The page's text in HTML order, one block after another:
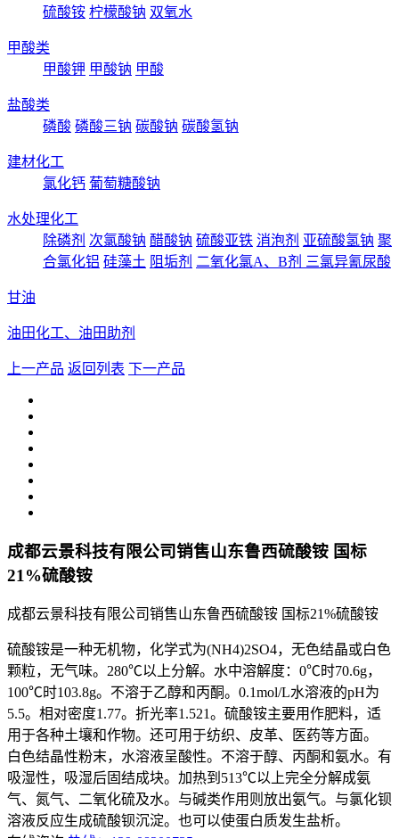
硫酸铵 柠檬酸钠 双氧水
甲酸类
甲酸钾 甲酸钠 甲酸
盐酸类
磷酸 磷酸三钠 碳酸钠 碳酸氢钠
建材化工
氯化钙 葡萄糖酸钠
水处理化工
除磷剂 次氯酸钠 醋酸钠 硫酸亚铁 消泡剂 亚硫酸氢钠 聚
合氯化铝 硅藻土 阻垢剂 二氧化氯A、B剂 三氯异氰尿酸
甘油
油田化工、油田助剂
上一产品 返回列表 下一产品
成都云景科技有限公司销售山东鲁西硫酸铵 国标
21%硫酸铵
成都云景科技有限公司销售山东鲁西硫酸铵 国标21%硫酸铵
硫酸铵是一种无机物，化学式为(NH4)2SO4，无色结晶或白色
颗粒，无气味。280℃以上分解。水中溶解度：0℃时70.6g，
100℃时103.8g。不溶于乙醇和丙酮。0.1mol/L水溶液的pH为
5.5。相对密度1.77。折光率1.521。硫酸铵主要用作肥料，适
用于各种土壤和作物。还可用于纺织、皮革、医药等方面。
白色结晶性粉末，水溶液呈酸性。不溶于醇、丙酮和氨水。有
吸湿性，吸湿后固结成块。加热到513℃以上完全分解成氨
气、氮气、二氧化硫及水。与碱类作用则放出氨气。与氯化钡
溶液反应生成硫酸钡沉淀。也可以使蛋白质发生盐析。